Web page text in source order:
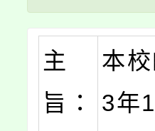
主
旨：
本
3年